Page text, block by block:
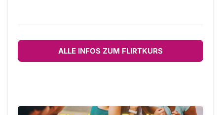
ALLE INFOS ZUM FLIRTKURS